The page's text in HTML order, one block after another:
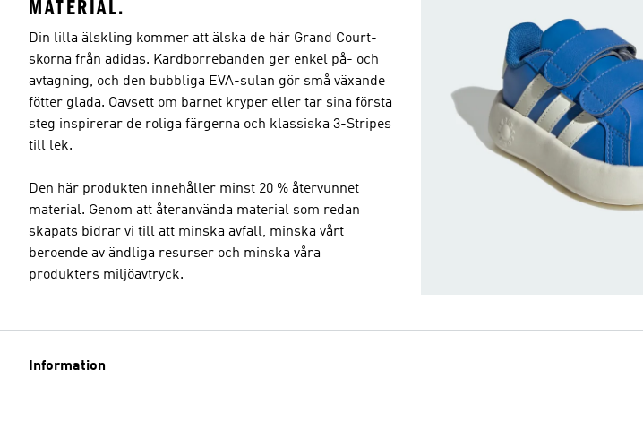
MATERIAL.
Din lilla älskling kommer att älska de här Grand Court-
skorna från adidas. Kardborrebanden ger enkel på- och
avtagning, och den bubbliga EVA-sulan gör små växande
fötter glada. Oavsett om barnet kryper eller tar sina första
steg inspirerar de roliga färgerna och klassiska 3-Stripes
till lek.
Den här produkten innehåller minst 20 % återvunnet
material. Genom att återanvända material som redan
skapats bidrar vi till att minska avfall, minska vårt
beroende av ändliga resurser och minska våra
produkters miljöavtryck.
Information